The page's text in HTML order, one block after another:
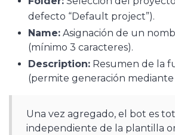
defecto “Default project”).
Name: Asignación de un
(mínimo 3 caracteres).
Description: Resumen de la
(permite generación mediante
Una vez agregado, el bot es
independiente de la plantilla